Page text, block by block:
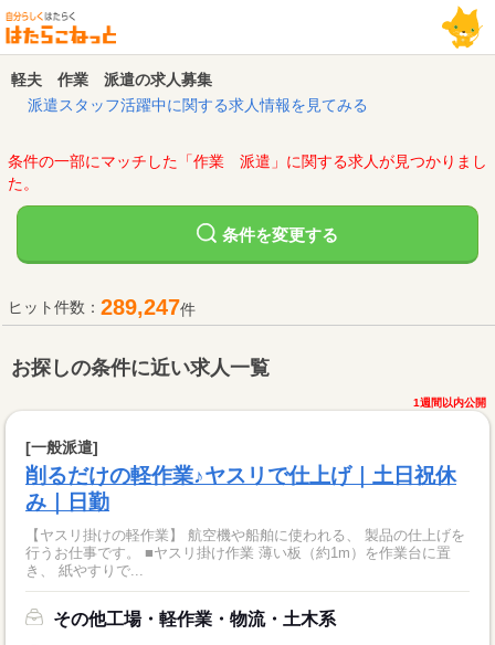
軽夫 作業 派遣の求人募集
派遣スタッフ活躍中に関する求人情報を見てみる
条件の一部にマッチした「作業 派遣」に関する求人が見つかりまし
た。
条件を変更する
ヒット件数： 289,247件
お探しの条件に近い求人一覧
1週間以内公開
[一般派遣]
削るだけの軽作業♪ヤスリで仕上げ｜土日祝休
み｜日勤
【ヤスリ掛けの軽作業】 航空機や船舶に使われる、 製品の仕上げを
行うお仕事です。 ■ヤスリ掛け作業 薄い板（約1m）を作業台に置
き、 紙やすりで...
その他工場・軽作業・物流・土木系